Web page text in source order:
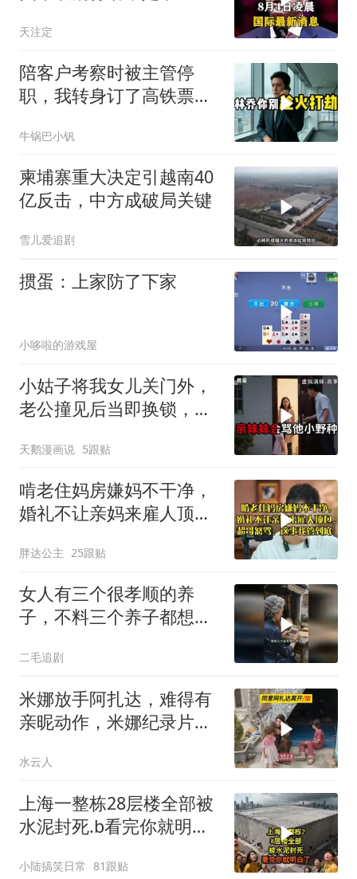
天注定
陪客户考察时被主管停
职，我转身订了高铁票。
亿合同没你根本签不了
牛锅巴小钒
柬埔寨重大决定引越南40
亿反击，中方成破局关键
雪儿爱追剧
掼蛋：上家防了下家
小哆啦的游戏屋
小姑子将我女儿关门外，
老公撞见后当即换锁，将
天鹅漫画说 5跟贴
啃老住妈房嫌妈不干净，
婚礼不让亲妈来雇人顶
胖达公主 25跟贴
女人有三个很孝顺的养
子，不料三个养子都想害
二毛追剧
米娜放手阿扎达，难得有
亲昵动作，米娜纪录片
水云人
上海一整栋28层楼全部被
水泥封死.b看完你就明白
小陆搞笑日常 81跟贴